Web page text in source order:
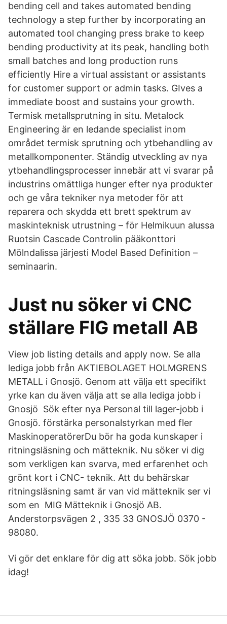
bending cell and takes automated bending
technology a step further by incorporating an
automated tool changing press brake to keep
bending productivity at its peak, handling both
small batches and long production runs
efficiently Hire a virtual assistant or assistants
for customer support or admin tasks. GIves a
immediate boost and sustains your growth.
Termisk metallsprutning in situ. Metalock
Engineering är en ledande specialist inom
området termisk sprutning och ytbehandling av
metallkomponenter. Ständig utveckling av nya
ytbehandlingsprocesser innebär att vi svarar på
industrins omättliga hunger efter nya produkter
och ge våra tekniker nya metoder för att
reparera och skydda ett brett spektrum av
maskinteknisk utrustning – för Helmikuun alussa
Ruotsin Cascade Controlin pääkonttori
Mölndalissa järjesti Model Based Definition –
seminaarin.
Just nu söker vi CNC
ställare FIG metall AB
View job listing details and apply now. Se alla
lediga jobb från AKTIEBOLAGET HOLMGRENS
METALL i Gnosjö. Genom att välja ett specifikt
yrke kan du även välja att se alla lediga jobb i
Gnosjö Sök efter nya Personal till lager-jobb i
Gnosjö. förstärka personalstyrkan med fler
MaskinoperatörerDu bör ha goda kunskaper i
ritningsläsning och mätteknik. Nu söker vi dig
som verkligen kan svarva, med erfarenhet och
grönt kort i CNC- teknik. Att du behärskar
ritningsläsning samt är van vid mätteknik ser vi
som en MIG Mätteknik i Gnosjö AB.
Anderstorpsvägen 2 , 335 33 GNOSJÖ 0370 -
98080.
Vi gör det enklare för dig att söka jobb. Sök jobb
idag!